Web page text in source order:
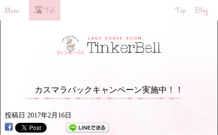
カスマラパックキャンペーン実施中！！
投稿日 2017年2月16日